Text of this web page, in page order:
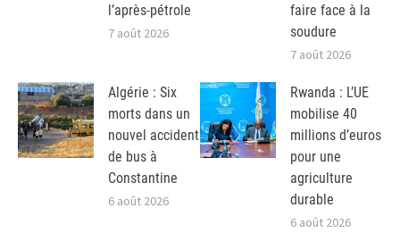
l’après-pétrole
7 août 2026
faire face à la
soudure
7 août 2026
Algérie : Six
morts dans un
nouvel accident
de bus à
Constantine
6 août 2026
Rwanda : L’UE
mobilise 40
millions d’euros
pour une
agriculture
durable
6 août 2026